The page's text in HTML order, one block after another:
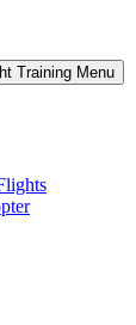
Training Menu